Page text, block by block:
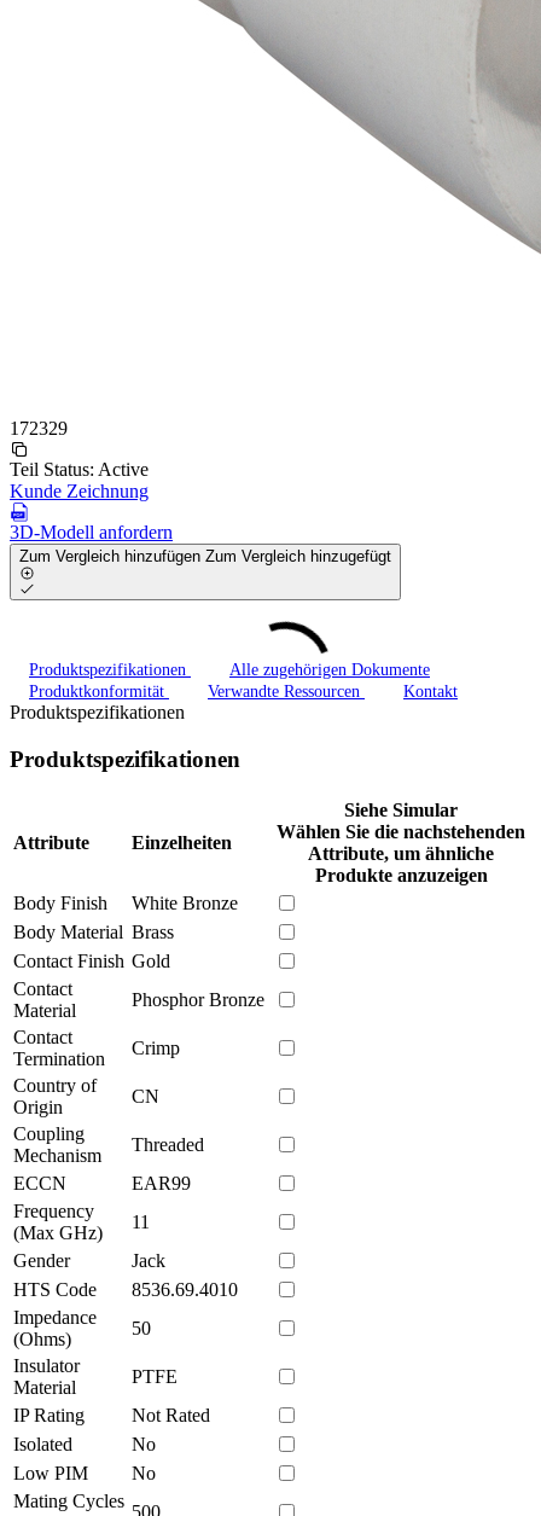
172329
Teil Status: Active
Kunde Zeichnung
3D-Modell anfordern
Zum Vergleich hinzufügen Zum Vergleich hinzugefügt
Produktspezifikationen
Alle zugehörigen Dokumente
Produktkonformität
Verwandte Ressourcen Kontakt
Produktspezifikationen
Produktspezifikationen
Attribute Einzelheiten
Siehe Simular
Wählen Sie die nachstehenden
Attribute, um ähnliche
Produkte anzuzeigen
Body Finish
White Bronze
Body Material Brass
Contact Finish Gold
Contact
Material
Phosphor Bronze
Contact
Termination
Crimp
Country of
Origin
CN
Coupling
Mechanism
Threaded
ECCN
EAR99
Frequency
(Max GHz)
11
Gender
Jack
HTS Code
8536.69.4010
Impedance
(Ohms)
50
Insulator
Material
PTFE
IP Rating
Not Rated
Isolated
No
Low PIM
No
Mating Cycles
500